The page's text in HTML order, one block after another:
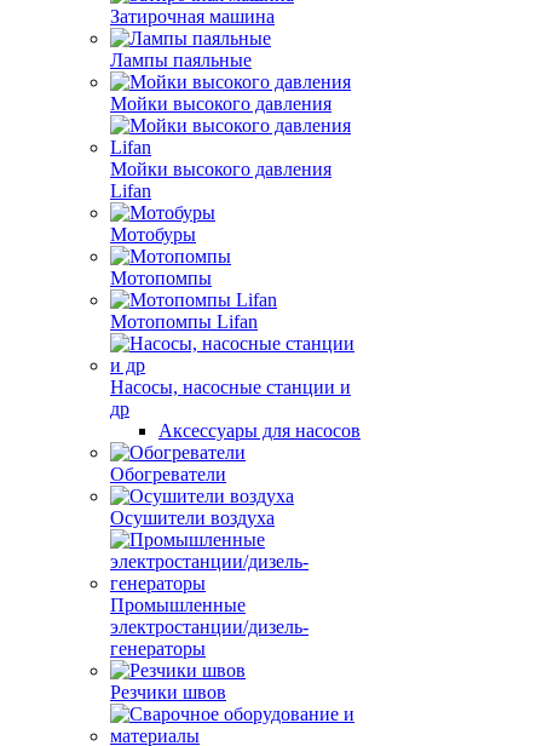
Затирочная машина
Лампы паяльные
Мойки высокого давления
Мойки высокого давления
Lifan
Мотобуры
Мотопомпы
Мотопомпы Lifan
Насосы, насосные станции и
др
Аксессуары для насосов
Обогреватели
Осушители воздуха
Промышленные
электростанции/дизель-
генераторы
Резчики швов